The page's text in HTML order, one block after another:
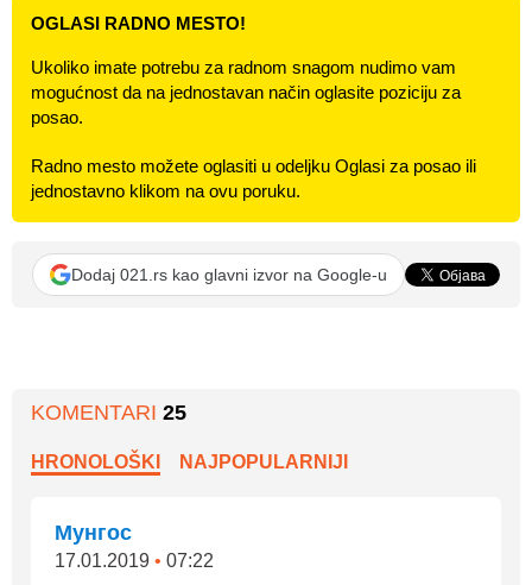
OGLASI RADNO MESTO!
Ukoliko imate potrebu za radnom snagom nudimo vam
mogućnost da na jednostavan način oglasite poziciju za
posao.
Radno mesto možete oglasiti u odeljku Oglasi za posao ili
jednostavno klikom na ovu poruku.
Dodaj 021.rs kao glavni izvor na Google-u
KOMENTARI 25
HRONOLOŠKI NAJPOPULARNIJI
Мунгос
17.01.2019 • 07:22